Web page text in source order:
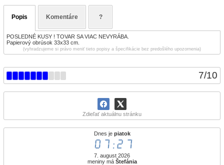
7/10
Zdieľať aktuálnu stránku
Dnes je piatok
07:27
7. august 2026
meniny má Štefánia
Popis Komentáre ?
POSLEDNÉ KUSY ! TOVAR SA VIAC NEVYRÁBA.
Papierový obrúsok 33x33 cm.
(vyhradzujeme si právo meniť tieto popisy a špecifikácie bez predošlého upozornenia)